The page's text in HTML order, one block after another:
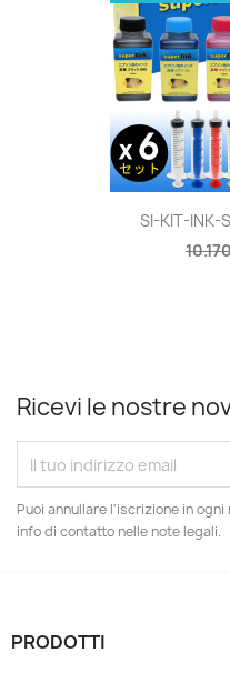
SI-KIT-INK-
Ricevi le nostre
Puoi annullare l'iscrizione in
info di contatto nelle note legali.
PRODOTTI